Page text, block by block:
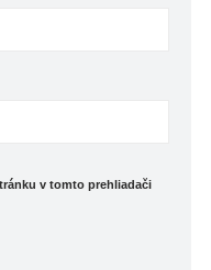
v tomto prehliadači